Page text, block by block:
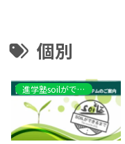
個別
進学塾soilができるまで